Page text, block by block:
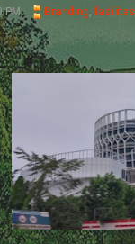
PM Branding, fasilitas